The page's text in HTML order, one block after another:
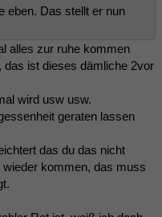
eben. Das stellt er nun
alles zur ruhe kommen
das ist dieses dämliche 2vor
wird usw usw.
geraten lassen
das du das nicht
kommen, das muss